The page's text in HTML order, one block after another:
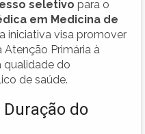
seletivo para o
em Medicina de
iniciativa visa promover
Primária à
qualidade do
de saúde.
do